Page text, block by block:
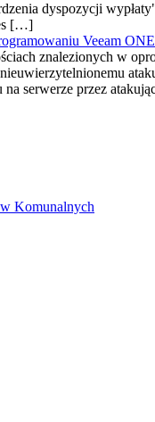
dyspozycji
[…]
Veeam ONE
znalezionych w
serwerze przez
Komunalnych